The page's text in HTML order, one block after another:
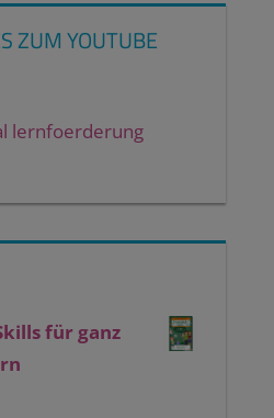
ZUM YOUTUBE
lernfoerderung
für ganz